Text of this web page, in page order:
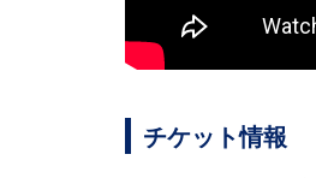
チケット情報